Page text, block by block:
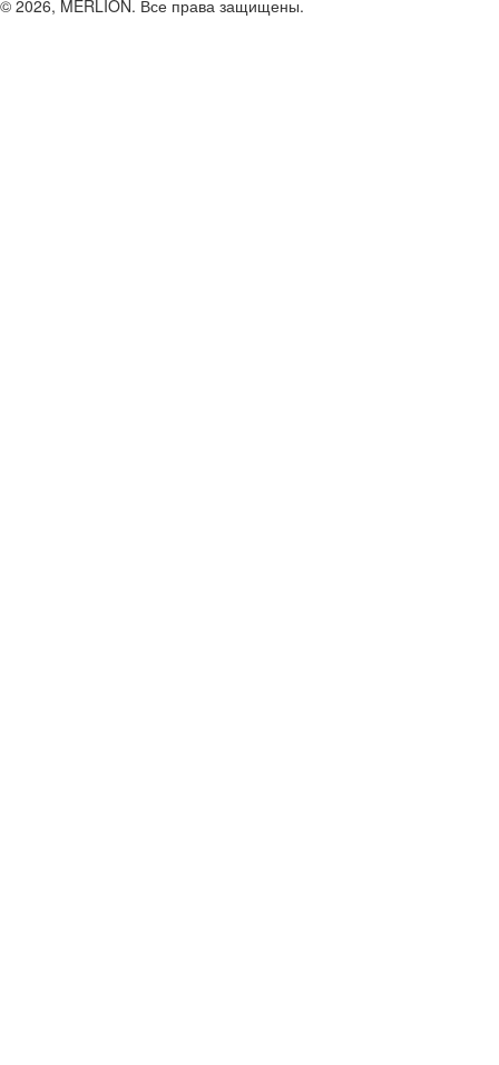
© 2026, MERLION. Все права защищены.